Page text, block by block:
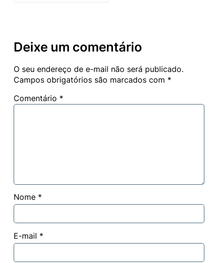
Deixe um comentário
O seu endereço de e-mail não será publicado.
Campos obrigatórios são marcados com *
Comentário *
Nome *
E-mail *